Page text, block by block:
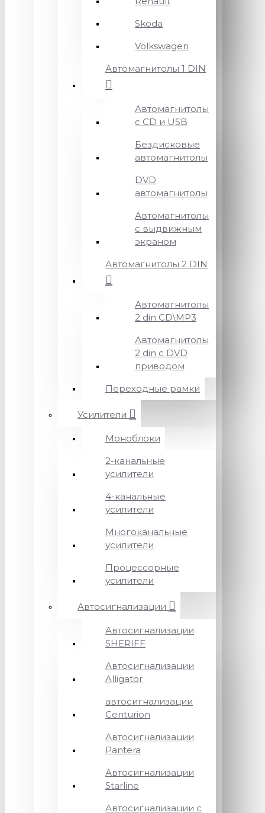
Skoda
Volkswagen
Автомагнитолы 1 DIN
Автомагнитолы
с CD и USB
Бездисковые
автомагнитолы
DVD
автомагнитолы
Автомагнитолы
с выдвижным
экраном
Автомагнитолы 2 DIN
Автомагнитолы
2 din CD\MP3
Автомагнитолы
2 din с DVD
приводом
Переходные рамки
Усилители
Моноблоки
2-канальные
усилители
4-канальные
усилители
Многоканальные
усилители
Процессорные
усилители
Автосигнализации
Автосигнализации
SHERIFF
Автосигнализации
Alligator
автосигнализации
Centurion
Автосигнализации
Pantera
Автосигнализации
Starline
Автосигнализации с